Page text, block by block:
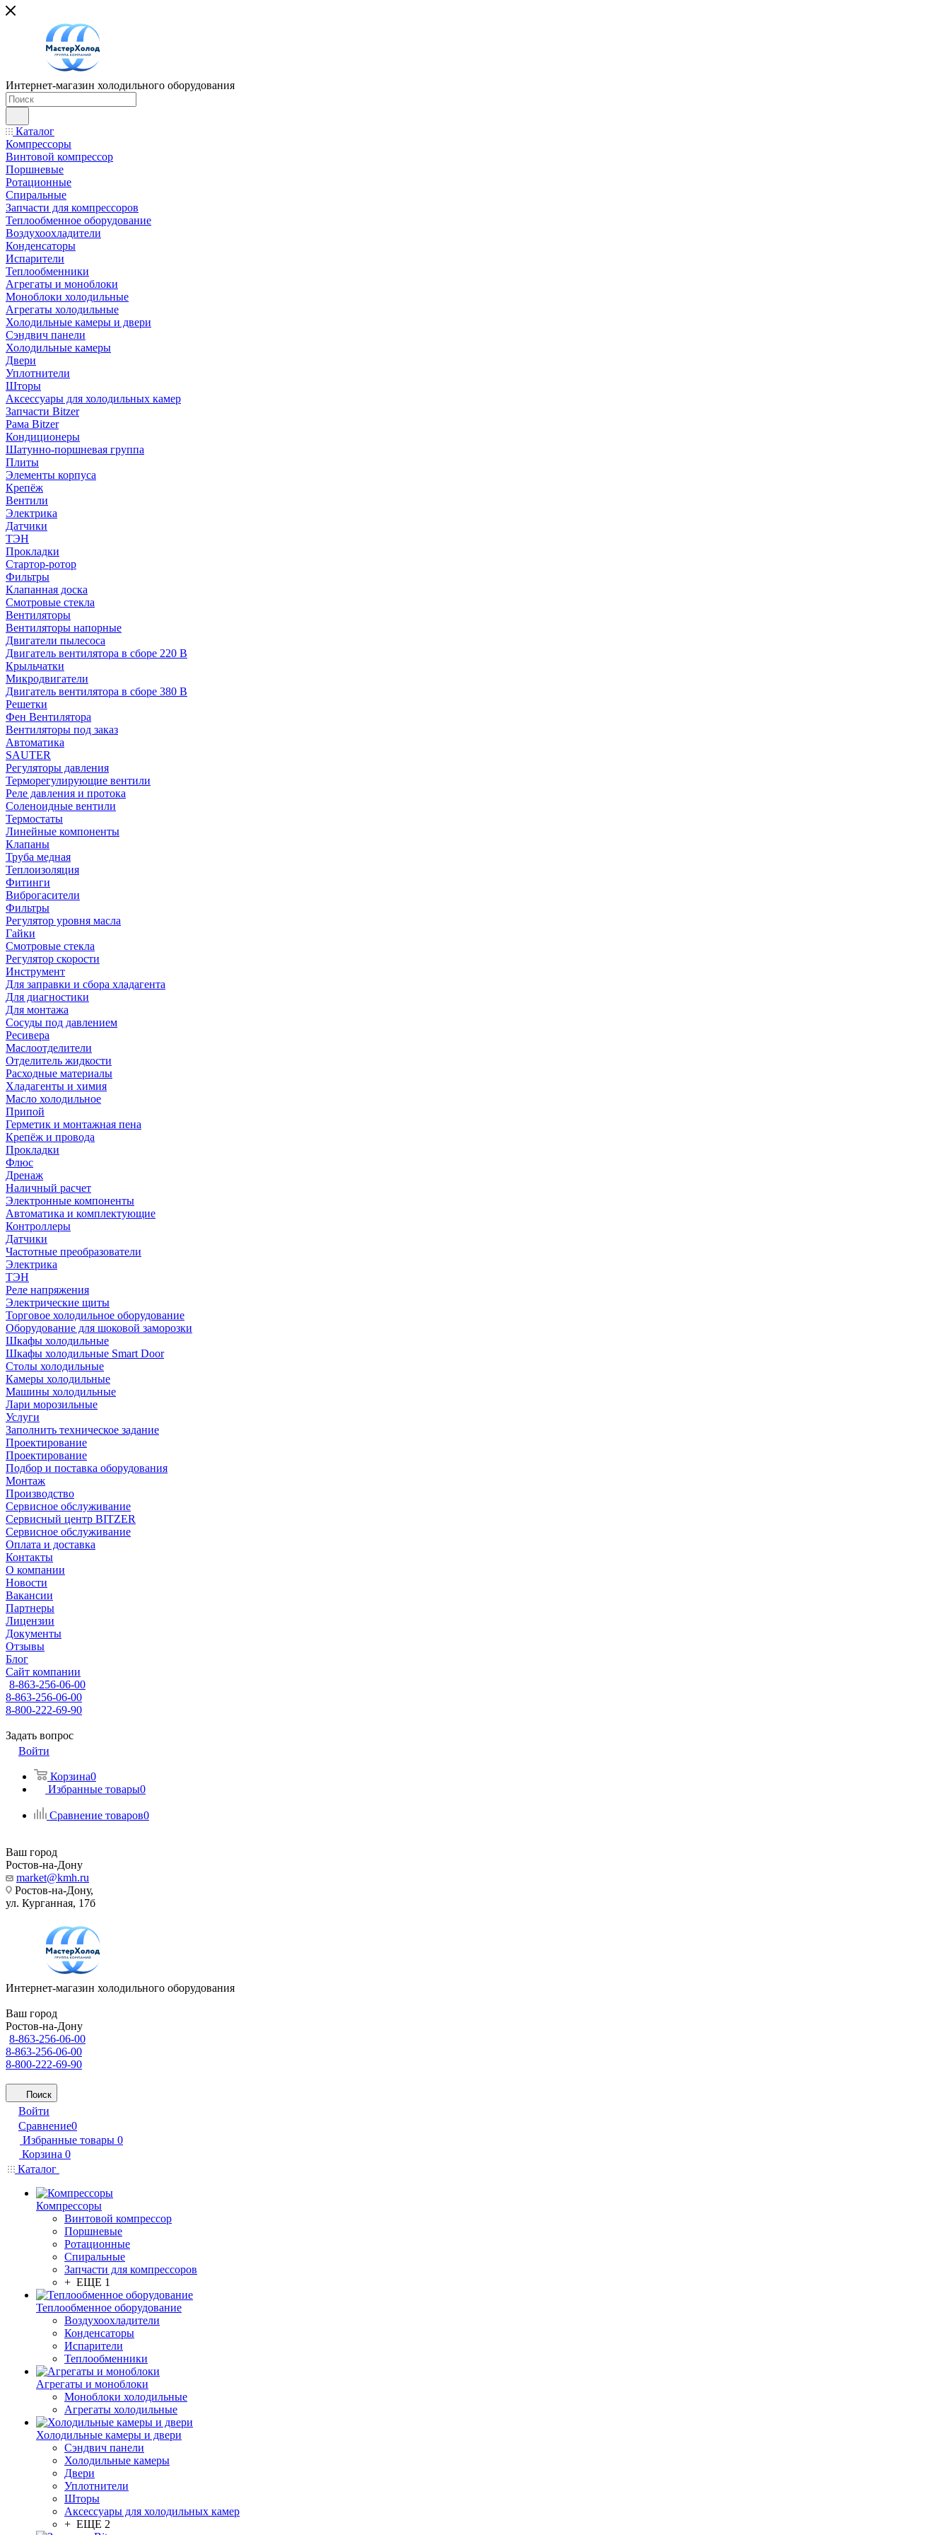
Интернет-магазин холодильного оборудования
Каталог
Компрессоры
Винтовой компрессор
Поршневые
Ротационные
Спиральные
Запчасти для компрессоров
Теплообменное оборудование
Воздухоохладители
Конденсаторы
Испарители
Теплообменники
Агрегаты и моноблоки
Моноблоки холодильные
Агрегаты холодильные
Холодильные камеры и двери
Сэндвич панели
Холодильные камеры
Двери
Уплотнители
Шторы
Аксессуары для холодильных камер
Запчасти Bitzer
Рама Bitzer
Кондиционеры
Шатунно-поршневая группа
Плиты
Элементы корпуса
Крепёж
Вентили
Электрика
Датчики
ТЭН
Прокладки
Стартор-ротор
Фильтры
Клапанная доска
Смотровые стекла
Вентиляторы
Вентиляторы напорные
Двигатели пылесоса
Двигатель вентилятора в сборе 220 В
Крыльчатки
Микродвигатели
Двигатель вентилятора в сборе 380 В
Решетки
Фен Вентилятора
Вентиляторы под заказ
Автоматика
SAUTER
Регуляторы давления
Терморегулирующие вентили
Реле давления и протока
Соленоидные вентили
Термостаты
Линейные компоненты
Клапаны
Труба медная
Теплоизоляция
Фитинги
Виброгасители
Фильтры
Регулятор уровня масла
Гайки
Смотровые стекла
Регулятор скорости
Инструмент
Для заправки и сбора хладагента
Для диагностики
Для монтажа
Сосуды под давлением
Ресивера
Маслоотделители
Отделитель жидкости
Расходные материалы
Хладагенты и химия
Масло холодильное
Припой
Герметик и монтажная пена
Крепёж и провода
Прокладки
Флюс
Дренаж
Наличный расчет
Электронные компоненты
Автоматика и комплектующие
Контроллеры
Датчики
Частотные преобразователи
Электрика
ТЭН
Реле напряжения
Электрические щиты
Торговое холодильное оборудование
Оборудование для шоковой заморозки
Шкафы холодильные
Шкафы холодильные Smart Door
Столы холодильные
Камеры холодильные
Машины холодильные
Лари морозильные
Услуги
Заполнить техническое задание
Проектирование
Проектирование
Подбор и поставка оборудования
Монтаж
Производство
Сервисное обслуживание
Сервисный центр BITZER
Сервисное обслуживание
Оплата и доставка
Контакты
О компании
Новости
Вакансии
Партнеры
Лицензии
Документы
Отзывы
Блог
Сайт компании
8-863-256-06-00
8-863-256-06-00
8-800-222-69-90
Задать вопрос
Войти
Корзина0
Избранные товары0
Сравнение товаров0
Ваш город
Ростов-на-Дону
market@kmh.ru
Ростов-на-Дону,
ул. Курганная, 17б
Интернет-магазин холодильного оборудования
Ваш город
Ростов-на-Дону
8-863-256-06-00
8-863-256-06-00
8-800-222-69-90
Поиск
Войти
Сравнение0
Избранные товары 0
Корзина 0
Каталог
Компрессоры
Винтовой компрессор
Поршневые
Ротационные
Спиральные
Запчасти для компрессоров
+ ЕЩЕ 1
Теплообменное оборудование
Воздухоохладители
Конденсаторы
Испарители
Теплообменники
Агрегаты и моноблоки
Моноблоки холодильные
Агрегаты холодильные
Холодильные камеры и двери
Сэндвич панели
Холодильные камеры
Двери
Уплотнители
Шторы
Аксессуары для холодильных камер
+ ЕЩЕ 2